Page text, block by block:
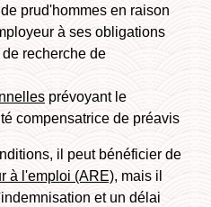
prud'hommes en raison
à ses obligations
recherche de
prévoyant le
compensatrice de préavis
il peut bénéficier de
à l'emploi (ARE), mais il
et un délai